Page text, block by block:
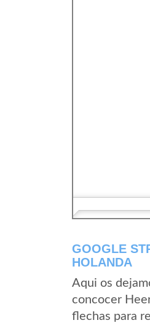
GOOGLE
HOLANDA
Aqui os
concocer
flechas para